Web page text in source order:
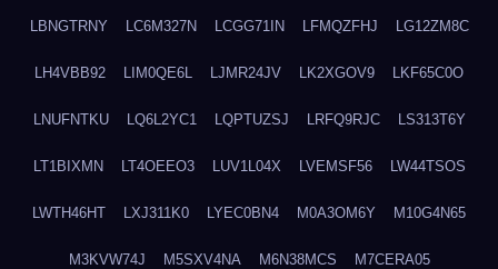
LBNGTRNY LC6M327N LCGG71IN LFMQZFHJ LG12ZM8C
LH4VBB92 LIM0QE6L LJMR24JV LK2XGOV9 LKF65C0O
LNUFNTKU LQ6L2YC1 LQPTUZSJ LRFQ9RJC LS313T6Y
LT1BIXMN LT4OEEO3 LUV1L04X LVEMSF56 LW44TSOS
LWTH46HT LXJ311K0 LYEC0BN4 M0A3OM6Y M10G4N65
M3KVW74J M5SXV4NA M6N38MCS M7CERA05